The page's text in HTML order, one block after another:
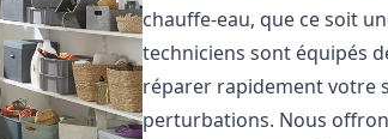
chauffe-eau, que ce soit
techniciens sont équipés
réparer rapidement votre
perturbations. Nous